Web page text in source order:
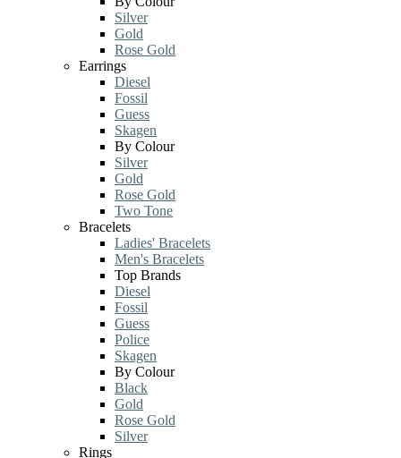
Silver
Gold
Rose Gold
Earrings
Diesel
Fossil
Guess
Skagen
By Colour
Silver
Gold
Rose Gold
Two Tone
Bracelets
Ladies' Bracelets
Men's Bracelets
Top Brands
Diesel
Fossil
Guess
Police
Skagen
By Colour
Black
Gold
Rose Gold
Silver
Rings